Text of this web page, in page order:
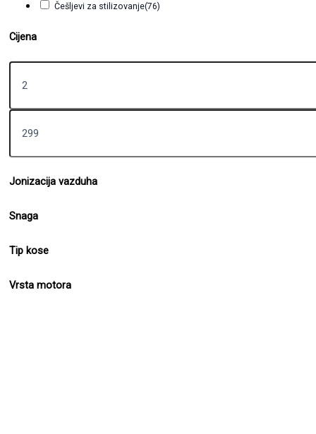
Češljevi za stilizovanje(76)
Cijena
Jonizacija vazduha
Snaga
Tip kose
Vrsta motora